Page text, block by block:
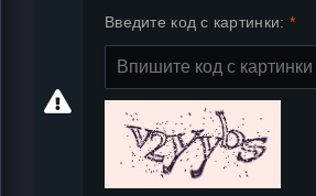
Введите код с картинки: